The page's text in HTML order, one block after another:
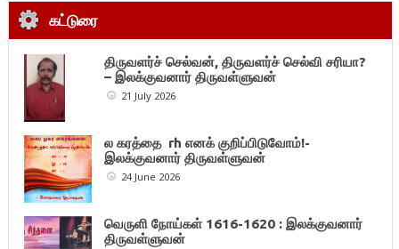
கட்டுரை
திருவளர்ச் செல்வன், திருவளர்ச் செல்வி சரியா?
– இலக்குவனார் திருவள்ளுவன்
21 July 2026
ல கரத்தை rh எனக் குறிப்பிடுவோம்!-
இலக்குவனார் திருவள்ளுவன்
24 June 2026
வெருளி நோய்கள் 1616-1620 : இலக்குவனார்
திருவள்ளுவன்